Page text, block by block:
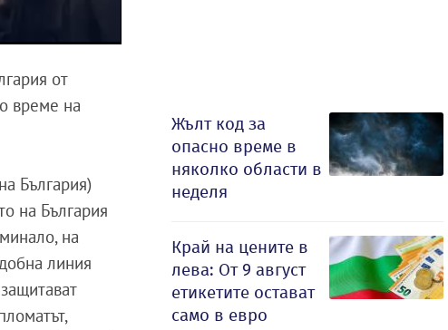
от
време на
България)
на България
на
линия
Жълт код за
опасно време в
няколко области в
неделя
Край на цените в
лева: От 9 август
етикетите остават
само в евро